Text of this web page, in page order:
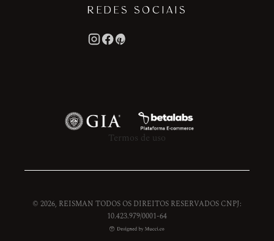
REDES SOCIAIS
Termos de uso
© 2026, REISMAN TODOS OS DIREITOS RESERVADOS CNPJ:
10.423.979/0001-64